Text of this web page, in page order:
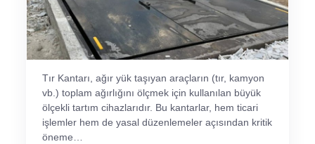
Tır Kantarı, ağır yük taşıyan araçların (tır, kamyon
vb.) toplam ağırlığını ölçmek için kullanılan büyük
ölçekli tartım cihazlarıdır. Bu kantarlar, hem ticari
işlemler hem de yasal düzenlemeler açısından kritik
öneme…